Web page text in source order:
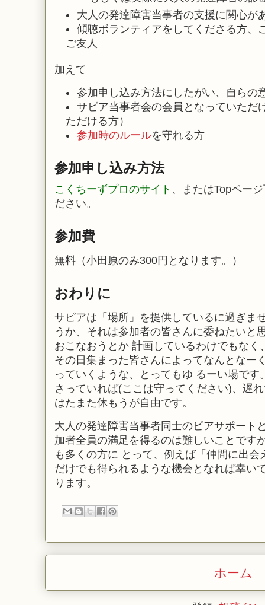
大人の発達障害当事者の支援に関心が
傾聴ボランティアをしてくださる方、
ご友人
加えて
参加申し込み方法にしたがい、自らの
サピア当事者会の会員となっていただ
ただける方）
参加時のルールを守れる方
参加申し込み方法
こくちーずプロのサイト 、またはTopペー
ださい。
参加費
無料（小田原のみ300円となります。）
おわりに
サピアは「場所」を提供しているに過ぎま
うか、それは参加者の皆さんに委ねたいと
おこなおうとか 計画しているわけでもな
その日集まった皆さんによってなんとなー
っていくような、とってもゆ るーい場で
さっていれば(ここは守ってください)、遅
はたまた休もうが自由です。
大人の発達障害当事者同士のピアサポート
加者全員の満足を得るのは難しいことです
も多くの方に とって、例えば「仲間に出
だけでも得られるような機会となれば幸い
ります。
ホーム